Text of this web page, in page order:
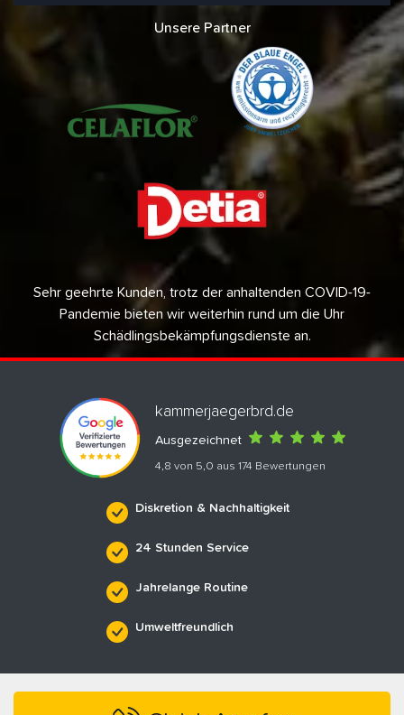
Unsere Partner
Sehr geehrte Kunden, trotz der anhaltenden COVID-19-
Pandemie bieten wir weiterhin rund um die Uhr
Schädlingsbekämpfungsdienste an.
kammerjaegerbrd.de
Ausgezeichnet
4,8 von 5,0 aus 174 Bewertungen
Diskretion & Nachhaltigkeit
24 Stunden Service
Jahrelange Routine
Umweltfreundlich